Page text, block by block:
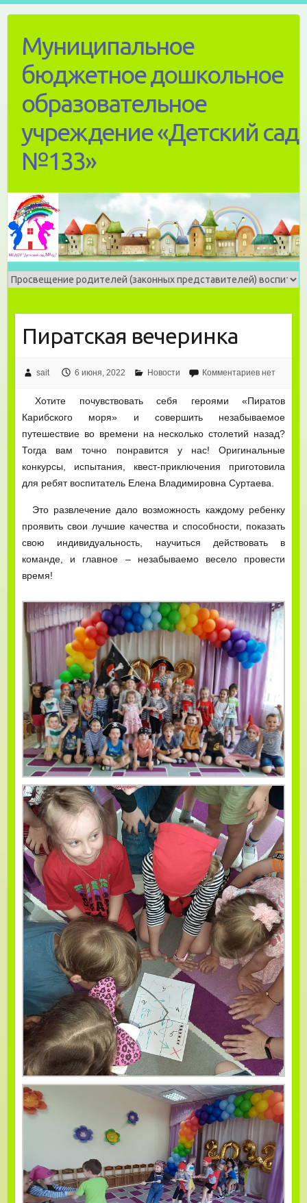
contentМуниципальное
бюджетное дошкольное
образовательное
учреждение «Детский сад
№133»
Пиратская вечеринка
sait 6 июня, 2022 Новости Комментариев нет
Хотите почувствовать себя героями «Пиратов
Карибского моря» и совершить незабываемое
путешествие во времени на несколько столетий назад?
Тогда вам точно понравится у нас! Оригинальные
конкурсы, испытания, квест-приключения приготовила
для ребят воспитатель Елена Владимировна Суртаева.
Это развлечение дало возможность каждому ребенку
проявить свои лучшие качества и способности, показать
свою индивидуальность, научиться действовать в
команде, и главное – незабываемо весело провести
время!